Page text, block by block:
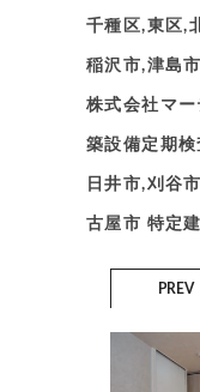
千種区,東区,
稲沢市,津島
株式会社マ
築設備定期
日井市,刈谷
古屋市 特定
PREV